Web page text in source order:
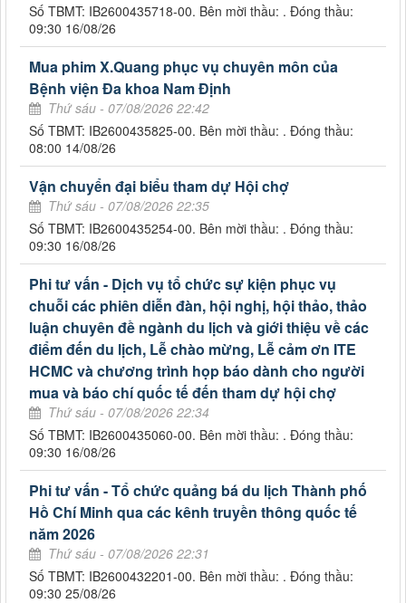
Số TBMT: IB2600435718-00. Bên mời thầu: . Đóng thầu:
09:30 16/08/26
Mua phim X.Quang phục vụ chuyên môn của
Bệnh viện Đa khoa Nam Định
Thứ sáu - 07/08/2026 22:42
Số TBMT: IB2600435825-00. Bên mời thầu: . Đóng thầu:
08:00 14/08/26
Vận chuyển đại biểu tham dự Hội chợ
Thứ sáu - 07/08/2026 22:35
Số TBMT: IB2600435254-00. Bên mời thầu: . Đóng thầu:
09:30 16/08/26
Phi tư vấn - Dịch vụ tổ chức sự kiện phục vụ
chuỗi các phiên diễn đàn, hội nghị, hội thảo, thảo
luận chuyên đề ngành du lịch và giới thiệu về các
điểm đến du lịch, Lễ chào mừng, Lễ cảm ơn ITE
HCMC và chương trình họp báo dành cho người
mua và báo chí quốc tế đến tham dự hội chợ
Thứ sáu - 07/08/2026 22:34
Số TBMT: IB2600435060-00. Bên mời thầu: . Đóng thầu:
09:30 16/08/26
Phi tư vấn - Tổ chức quảng bá du lịch Thành phố
Hồ Chí Minh qua các kênh truyền thông quốc tế
năm 2026
Thứ sáu - 07/08/2026 22:31
Số TBMT: IB2600432201-00. Bên mời thầu: . Đóng thầu:
09:30 25/08/26